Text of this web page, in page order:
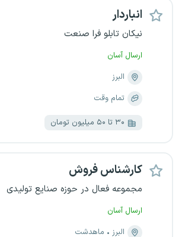
انباردار
نیکان تابلو فرا صنعت
ارسال آسان
البرز
تمام وقت
۳۰ تا ۵۰ میلیون تومان
کارشناس فروش
مجموعه فعال در حوزه صنایع تولیدی
ارسال آسان
البرز
ماهدشت